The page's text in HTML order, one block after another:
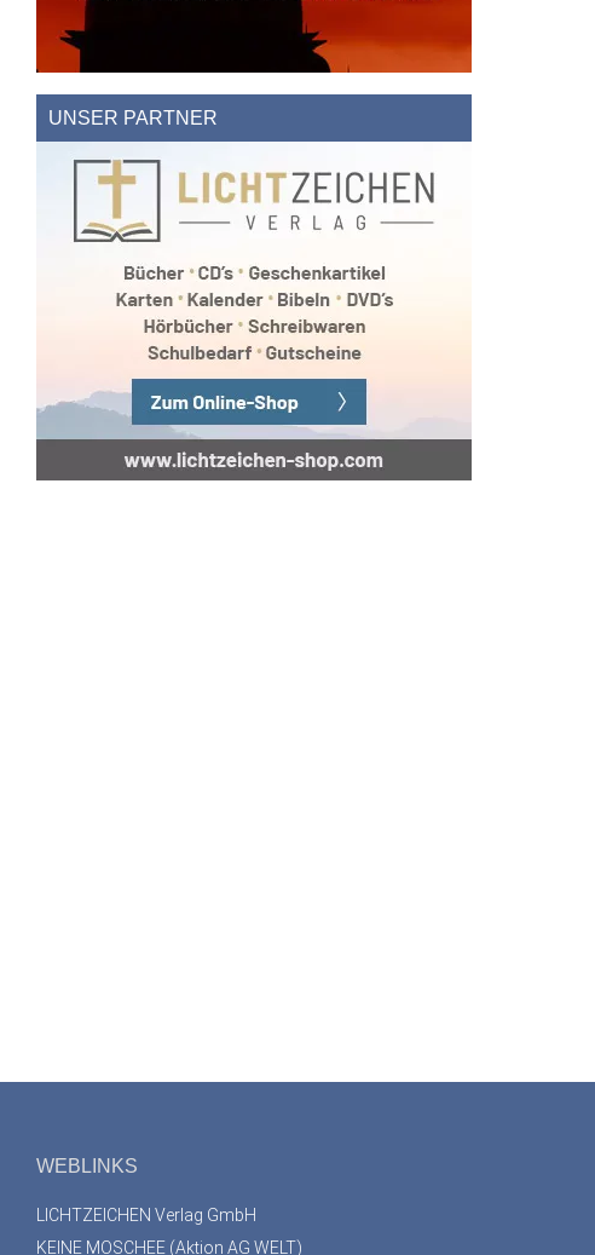
UNSER PARTNER
WEBLINKS
LICHTZEICHEN Verlag GmbH
KEINE MOSCHEE (Aktion AG WELT)